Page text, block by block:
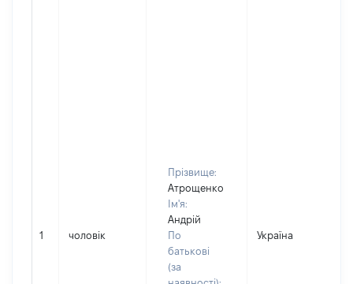
1 чоловік
Прізвище:
Атрощенко
Ім'я:
Андрій
По
батькові
(за
Україна